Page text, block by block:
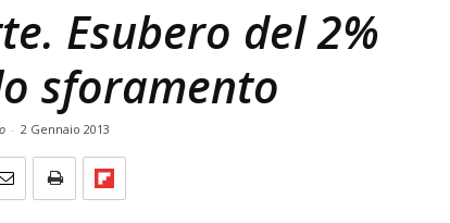
Esubero del 2%
sforamento
- 2 Gennaio 2013